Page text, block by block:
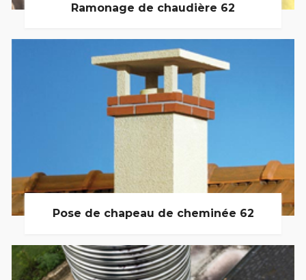
Ramonage de chaudière 62
Pose de chapeau de cheminée 62